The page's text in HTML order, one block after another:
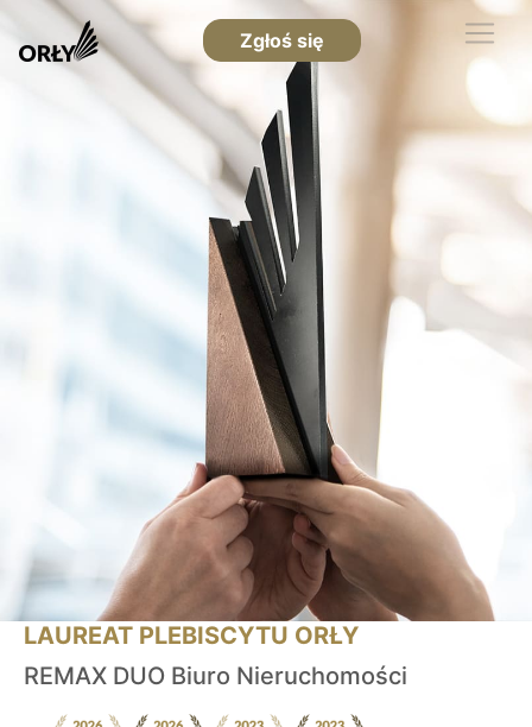
Zgłoś się
LAUREAT PLEBISCYTU ORŁY
REMAX DUO Biuro Nieruchomości